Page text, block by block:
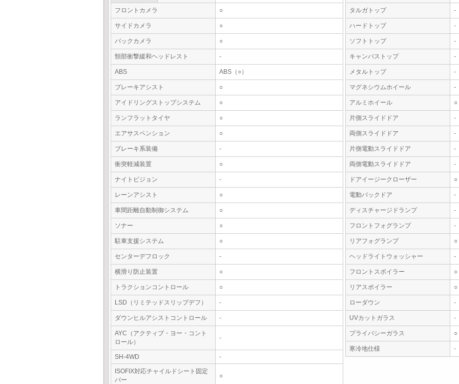
フロントカメラ ○
サイドカメラ ○
バックカメラ ○
頸部衝撃緩和ヘッドレスト -
ABS ABS（○）
ブレーキアシスト ○
アイドリングストップシステム ○
ランフラットタイヤ ○
エアサスペンション ○
ブレーキ系装備 -
衝突軽減装置 ○
ナイトビジョン -
レーンアシスト ○
車間距離自動制御システム ○
ソナー ○
駐車支援システム ○
センターデフロック -
横滑り防止装置 ○
トラクションコントロール ○
LSD（リミテッドスリップデフ） -
ダウンヒルアシストコントロール -
AYC（アクティブ・ヨー・コント
ロール）
-
SH-4WD
-
ISOFIX対応チャイルドシート固定
バー
○
タルガトップ -
ハードトップ -
ソフトトップ -
キャンバストップ -
メタルトップ -
マグネシウムホイール -
アルミホイール ○
片側スライドドア -
両側スライドドア -
片側電動スライドドア -
両側電動スライドドア -
ドアイージークローザー ○
電動バックドア -
ディスチャージドランプ -
フロントフォグランプ -
リアフォグランプ ○
ヘッドライトウォッシャー -
フロントスポイラー ○
リアスポイラー ○
ローダウン -
UVカットガラス -
プライバシーガラス ○
寒冷地仕様 -